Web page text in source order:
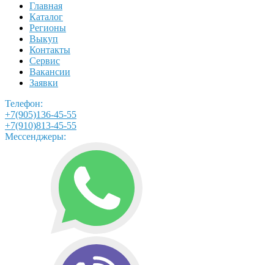
Главная
Каталог
Регионы
Выкуп
Контакты
Сервис
Вакансии
Заявки
Телефон:
+7(905)136-45-55
+7(910)813-45-55
Мессенджеры: